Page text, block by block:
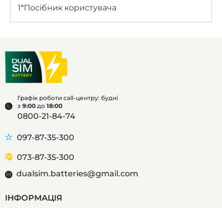
1*Посібник користувача
Графік роботи call-центру: будні
з 9:00 до 18:00
0800-21-84-74
097-87-35-300
073-87-35-300
dualsim.batteries@gmail.com
ІНФОРМАЦІЯ